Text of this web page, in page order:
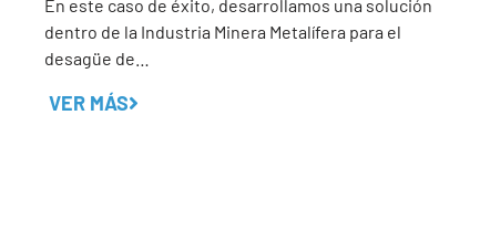
En este caso de éxito, desarrollamos una solución
dentro de la Industria Minera Metalífera para el
desagüe de…
VER MÁS